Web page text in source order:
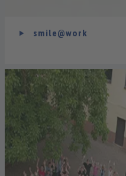
smile@work